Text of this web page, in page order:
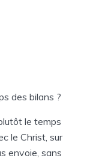
des bilans ?
le temps
le Christ, sur
envoie, sans